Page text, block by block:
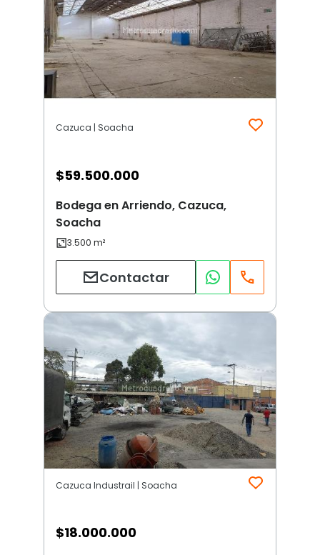
Cazuca | Soacha
$59.500.000
Bodega en Arriendo, Cazuca,
Soacha
Contactar
Cazuca Industrail | Soacha
$18.000.000